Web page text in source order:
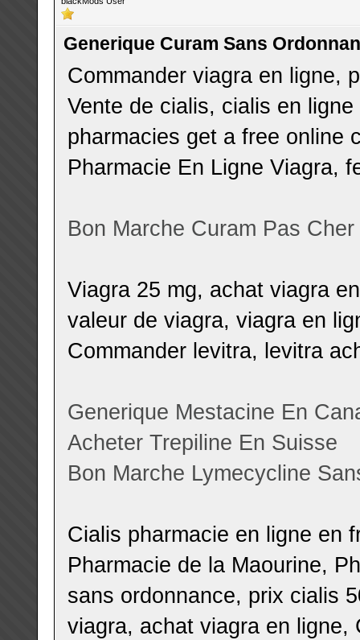
Generique Curam Sans
Commander viagra en ligne,
Vente de cialis, cialis en
pharmacies get a free online
Pharmacie En Ligne Viagra,
Bon Marche Curam Pas Cher
Viagra 25 mg, achat viagra
valeur de viagra, viagra en
Commander levitra, levitra
Generique Mestacine En
Acheter Trepiline En Suisse
Bon Marche Lymecycline
Cialis pharmacie en ligne en
Pharmacie de la Maourine,
sans ordonnance, prix cialis
viagra, achat viagra en ligne,